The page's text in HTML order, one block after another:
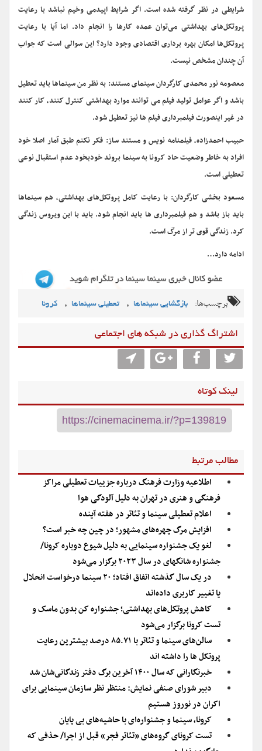
شرایطی در نظر گرفته شده است. اگر شرایط اپیدمی وخیم نباشد با رعایت
پروتکل‌های بهداشتی می‌توان عمده کارها را انجام داد. اما آیا با رعایت
پروتکل‌ها امکان بهره برداری اقتصادی وجود دارد؟ این سوالی است که جواب
آن چندان مشخص نیست.
معصومه نور محمدی کارگردان سینمای مستند: به نظر من سینماها باید تعطیل
باشد و اگر عوامل تولید فیلم می توانند موارد بهداشتی کنترل کنند، کار کنند
در غیر اینصورت فیلمبرداری فیلم ها نیز تعطیل شود.
حبیب احمدزاده، فیلمنامه نویس و مستند ساز: فکر نکنم طبق آمار اصلا خود
افراد به خاطر وضعیت حاد کرونا به سینما بروند خودبخود عدم استقبال نوعی
تعطیلی است.
مسعود بخشی کارگردان: با رعایت کامل پروتکل‌های بهداشتی، هم سینماها
باید باز باشد و هم فیلمبرداری ها باید انجام شود. باید با این ویروس زندگی
کرد. زندگی قوی تر از مرگ است.
ادامه دارد…
برچسب‌ها: بازگشایی سینماها , تعطیلی سینماها , کرونا
اشتراگ گذاری در شبکه های اجتماعی
لینک کوتاه
مطالب مرتبط
اطلاعیه وزارت فرهنگ درباره جزییات تعطیلی مراکز
فرهنگی و هنری در تهران به دلیل آلودگی هوا
اعلام تعطیلی سینما و تئاتر در هفته آینده
افزایش مرگ چهره‌های مشهور؛ در چین چه خبر است؟
لغو یک جشنواره سینمایی به دلیل شیوع دوباره کرونا/
جشنواره شانگهای در سال ۲۰۲۳ برگزار می‌شود
در یک سال گذشته اتفاق افتاد؛ ۲۰ سینما درخواست انحلال
یا تغییر کاربری داده‌اند
کاهش پروتکل‌های بهداشتی؛ جشنواره کن بدون ماسک و
تست کرونا برگزار می‌شود
سالن‌های سینما و تئاتر با ۸۵.۷۱ درصد بیشترین رعایت
پروتکل ها را داشته اند
خبرنگارانی که سال ۱۴۰۰ آخرین برگ دفتر زندگانی‌شان شد
دبیر شورای صنفی نمایش: منتظر نظر سازمان سینمایی برای
اکران در نوروز هستیم
کرونا، سینما و جشنواره‌ای با حاشیه‌های بی پایان
تست کرونای گروه‌های «تئاتر فجر» قبل از اجرا/ حذفی که